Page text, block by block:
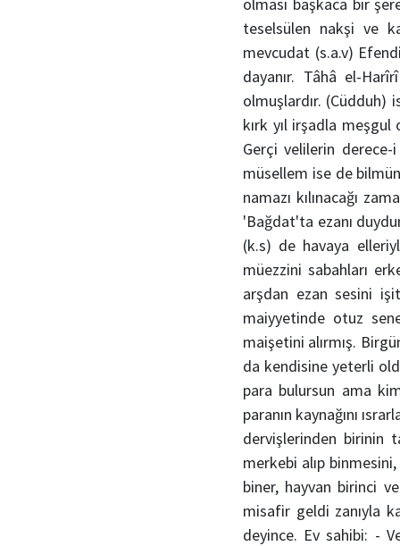
teselsülen nakşi ve
mevcudat (s.a.v)
dayanır. Tâhâ el-
olmuşlardır. (Cüdduh)
kırk yıl irşadla
Gerçi velilerin
müsellem ise de
namazı kılınacağı
'Bağdat'ta ezanı
(k.s) de havaya
müezzini sabahları
arşdan ezan sesini
maiyyetinde otuz
maişetini alırmış.
da kendisine yeterli
para bulursun ama
paranın kaynağını
dervişlerinden birinin
merkebi alıp
biner, hayvan birinci
misafir geldi zanıyla
deyince. Ev sahibi: -